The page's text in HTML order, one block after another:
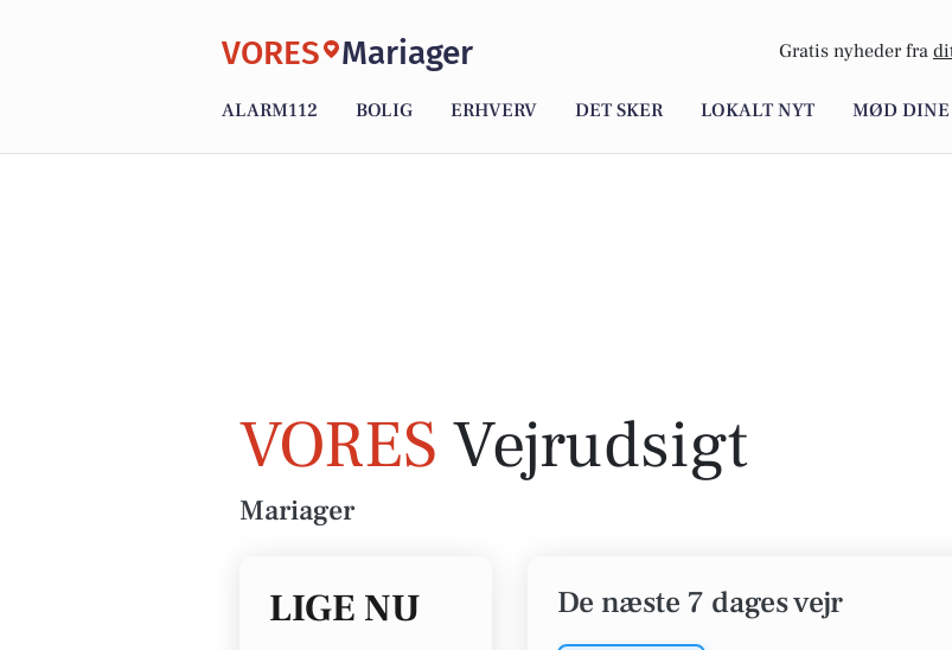
VORES Mariager Gratis nyheder fra
ALARM112 BOLIG ERHVERV DET SKER LOKALT NYT MØD DINE
VORES Vejrudsigt
Mariager
LIGE NU De næste 7 dages vejr